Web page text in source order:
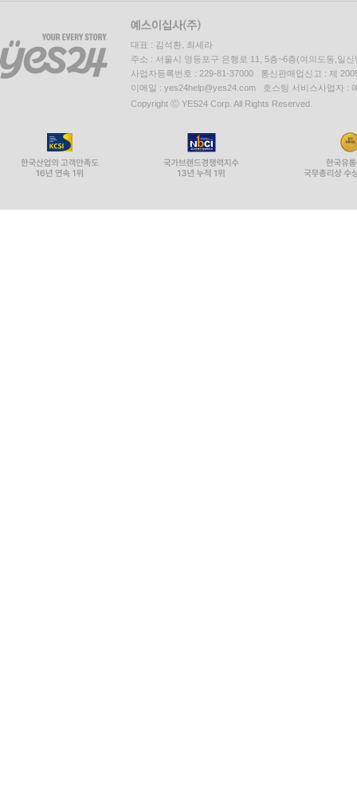
대표 : 김석환, 최세라
주소 : 서울시 영등포구 은행로 11, 5층~6층(여의도동,일신
사업자등록번호 : 229-81-37000 통신판매업신고 : 제
이메일 : yes24help@yes24.com 호스팅 서비스사업자 :
Copyright ⓒ YES24 Corp. All Rights Reserved.